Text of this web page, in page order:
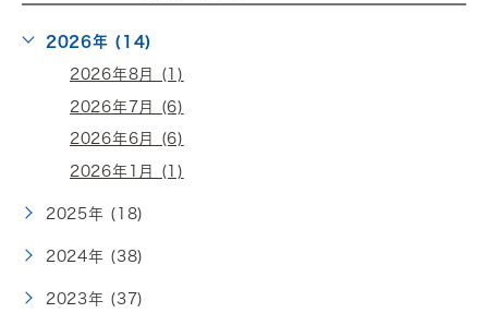
2026年 (14)
2026年8月 (1)
2026年7月 (6)
2026年6月 (6)
2026年1月 (1)
2025年 (18)
2024年 (38)
2023年 (37)